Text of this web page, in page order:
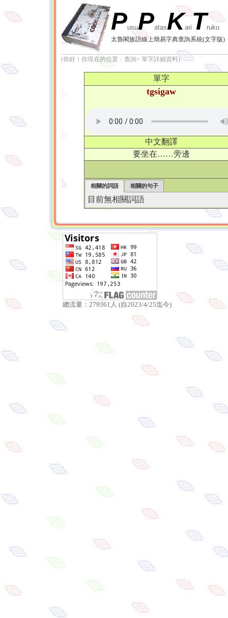
PusuPatasKariTruku
太魯閣族語線上簡易字典查詢系統(文字版)
(你好！你現在的位置：查詢> 單字詳細資料)
單字
tgsigaw
中文翻譯
要坐在……旁邊
相關的詞語 相關的句子
目前無相關詞語
總流量：279361人 (自2023/4/25迄今)